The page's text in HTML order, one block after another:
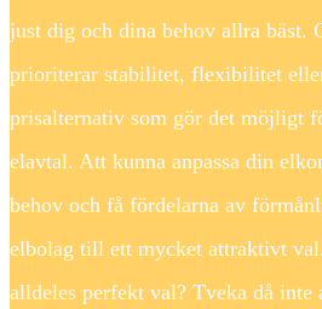
just dig och dina behov allra bäst.
prioriterar stabilitet, flexibilitet
prisalternativ som gör det möjligt
elavtal. Att kunna anpassa din
behov och få fördelarna av
elbolag till ett mycket attraktivt
alldeles perfekt val? Tveka då inte